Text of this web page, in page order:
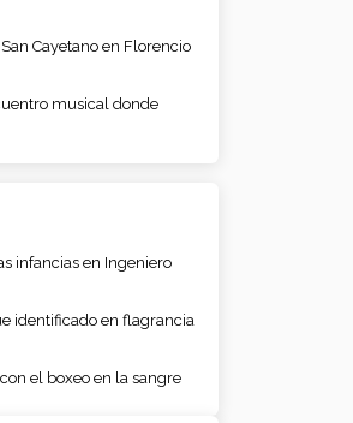
Cayetano en Florencio
musical donde
infancias en Ingeniero
identificado en flagrancia
el boxeo en la sangre